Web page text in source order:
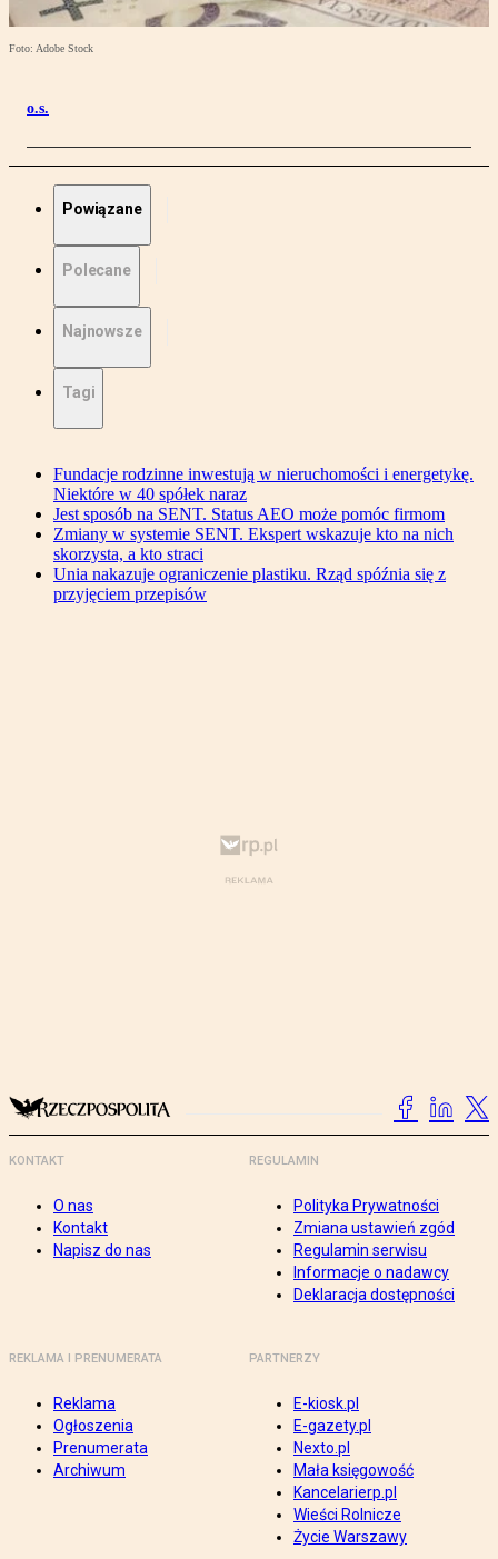
Foto: Adobe Stock
o.s.
Powiązane
Polecane
Najnowsze
Tagi
Fundacje rodzinne inwestują w nieruchomości i energetykę.
Niektóre w 40 spółek naraz
Jest sposób na SENT. Status AEO może pomóc firmom
Zmiany w systemie SENT. Ekspert wskazuje kto na nich
skorzysta, a kto straci
Unia nakazuje ograniczenie plastiku. Rząd spóźnia się z
przyjęciem przepisów
KONTAKT
O nas
Kontakt
Napisz do nas
REGULAMIN
Polityka Prywatności
Zmiana ustawień zgód
Regulamin serwisu
Informacje o nadawcy
Deklaracja dostępności
REKLAMA I PRENUMERATA
Reklama
Ogłoszenia
Prenumerata
Archiwum
PARTNERZY
E-kiosk.pl
E-gazety.pl
Nexto.pl
Mała księgowość
Kancelarierp.pl
Wieści Rolnicze
Życie Warszawy